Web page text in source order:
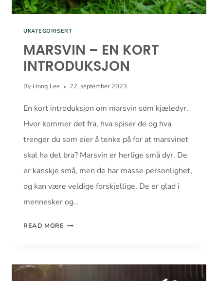
UKATEGORISERT
MARSVIN – EN KORT
INTRODUKSJON
By Hong Lee 22. september 2023
En kort introduksjon om marsvin som kjæledyr.
Hvor kommer det fra, hva spiser de og hva
trenger du som eier å tenke på for at marsvinet
skal ha det bra? Marsvin er herlige små dyr. De
er kanskje små, men de har masse personlighet,
og kan være veldige forskjellige. De er glad i
mennesker og…
READ MORE MARSVIN